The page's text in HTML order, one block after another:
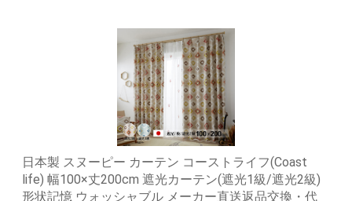
日本製 スヌーピー カーテン コーストライフ(Coast
life) 幅100×丈200cm 遮光カーテン(遮光1級/遮光2級)
形状記憶 ウォッシャブル メーカー直送返品交換・代